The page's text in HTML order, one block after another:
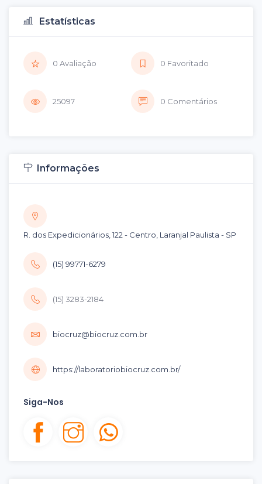
Estatísticas
0 Avaliação 0 Favoritado
25097 0 Comentários
Informações
R. dos Expedicionários, 122 - Centro, Laranjal Paulista - SP
(15) 99771-6279
(15) 3283-2184
biocruz@biocruz.com.br
https://laboratoriobiocruz.com.br/
Siga-Nos